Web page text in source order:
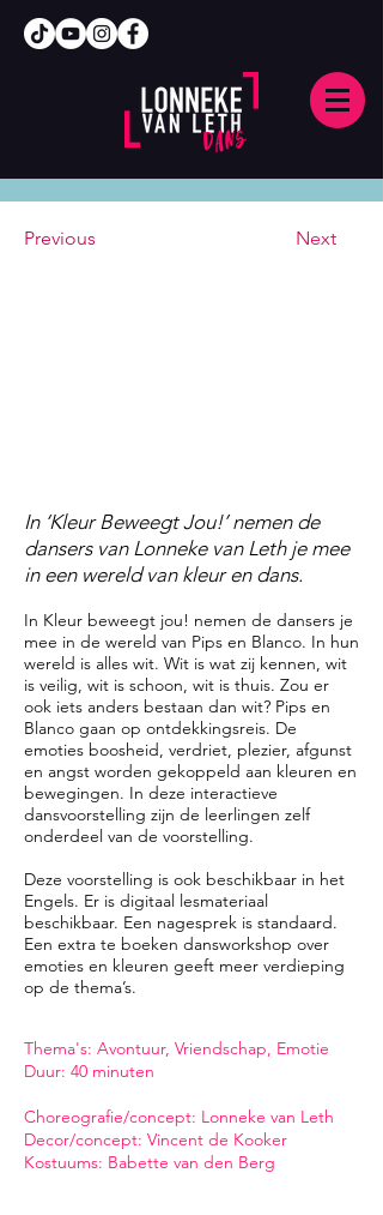
Previous Next
In ‘Kleur Beweegt Jou!’ nemen de
dansers van Lonneke van Leth je mee
in een wereld van kleur en dans.
In Kleur beweegt jou! nemen de dansers je
mee in de wereld van Pips en Blanco. In hun
wereld is alles wit. Wit is wat zij kennen, wit
is veilig, wit is schoon, wit is thuis. Zou er
ook iets anders bestaan dan wit? Pips en
Blanco gaan op ontdekkingsreis. De
emoties boosheid, verdriet, plezier, afgunst
en angst worden gekoppeld aan kleuren en
bewegingen. In deze interactieve
dansvoorstelling zijn de leerlingen zelf
onderdeel van de voorstelling.
Deze voorstelling is ook beschikbaar in het
Engels. Er is digitaal lesmateriaal
beschikbaar. Een nagesprek is standaard.
Een extra te boeken dansworkshop over
emoties en kleuren geeft meer verdieping
op de thema’s.
​Thema's: Avontuur, Vriendschap, Emotie
Duur: 40 minuten
Choreografie/concept: Lonneke van Leth
Decor/concept: Vincent de Kooker
Kostuums: Babette van den Berg